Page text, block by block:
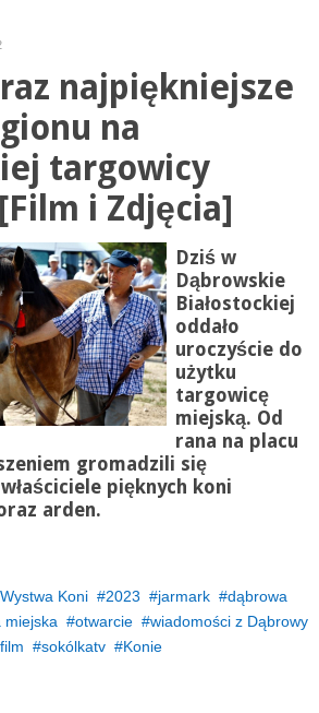
najpiękniejsze
na
targowicy
i Zdjęcia]
Dziś w
Dąbrowskie
Białostockiej
oddało
uroczyście do
użytku
targowicę
miejską. Od
rana na placu
gromadzili się
pięknych koni
arden.
Koni 2023 jarmark
dąbrowa
miejska otwarcie
wiadomości z Dąbrowy
film sokólkatv
Konie